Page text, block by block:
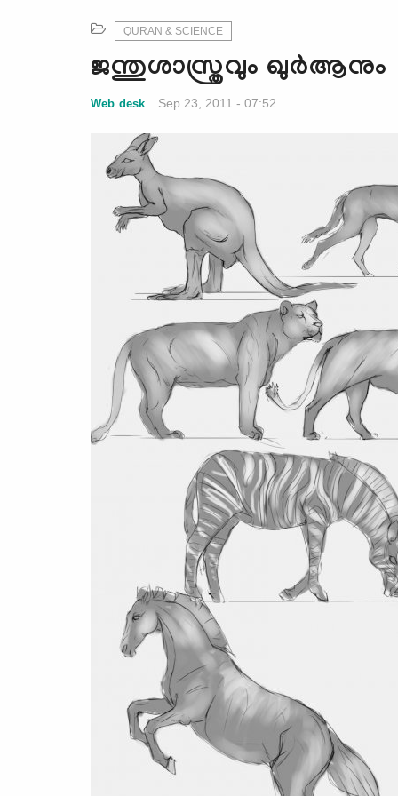
QURAN & SCIENCE
ജന്തുശാസ്ത്രവും ഖുര്‍ആനും
Web desk Sep 23, 2011 - 07:52